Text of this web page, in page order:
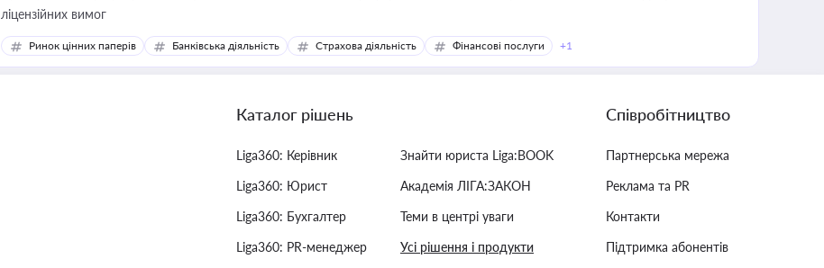
ліцензійних вимог
Ринок цінних паперів Банківська діяльність Страхова діяльність Фінансові послуги +1
Каталог рішень
Liga360: Керівник
Liga360: Юрист
Liga360: Бухгалтер
Liga360: PR-менеджер
Знайти юриста Liga:BOOK
Академія ЛІГА:ЗАКОН
Теми в центрі уваги
Усі рішення і продукти
Співробітництво
Партнерська мережа
Реклама та PR
Контакти
Підтримка абонентів